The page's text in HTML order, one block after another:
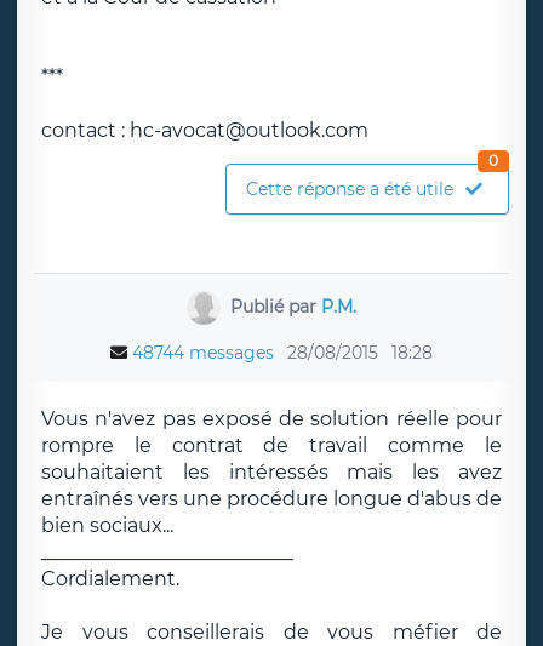
***
contact : hc-avocat@outlook.com
Cette réponse a été utile
0
Publié par P.M.
48744 messages 28/08/2015 18:28
Vous n'avez pas exposé de solution réelle pour
rompre le contrat de travail comme le
souhaitaient les intéressés mais les avez
entraînés vers une procédure longue d'abus de
bien sociaux...
Cordialement.
Je vous conseillerais de vous méfier de